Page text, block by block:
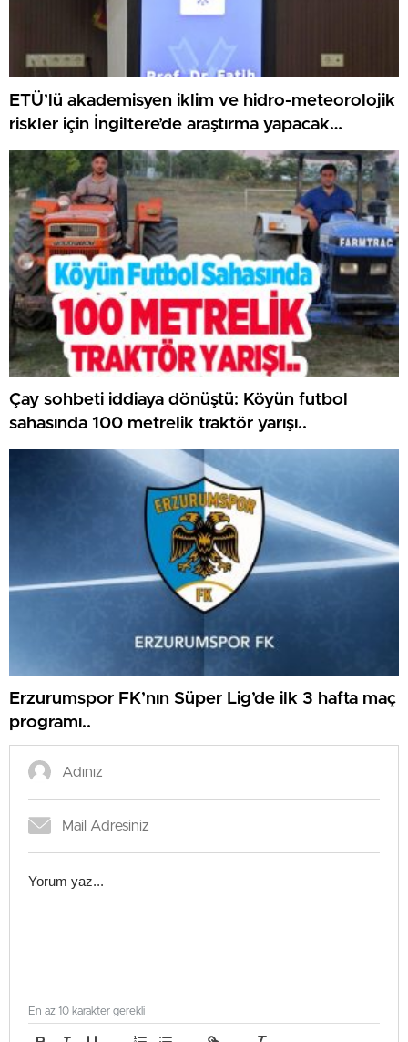
ETÜ’lü akademisyen iklim ve hidro-meteorolojik
riskler için İngiltere’de araştırma yapacak…
Çay sohbeti iddiaya dönüştü: Köyün futbol
sahasında 100 metrelik traktör yarışı..
Erzurumspor FK’nın Süper Lig’de ilk 3 hafta maç
programı..
En az 10 karakter gerekli